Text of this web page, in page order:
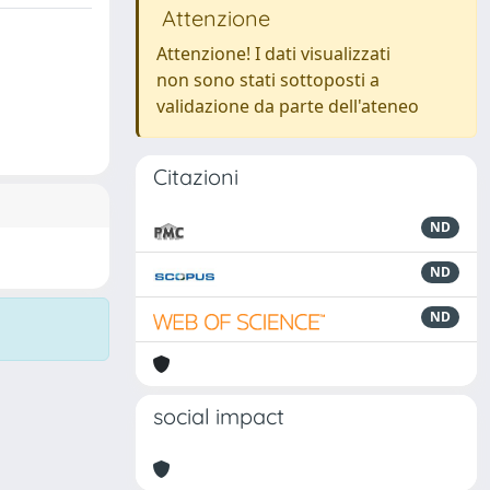
Attenzione
Attenzione! I dati visualizzati
non sono stati sottoposti a
validazione da parte dell'ateneo
Citazioni
ND
ND
ND
social impact